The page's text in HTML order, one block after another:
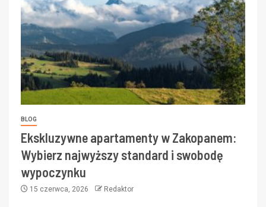
BLOG
Ekskluzywne apartamenty w Zakopanem:
Wybierz najwyższy standard i swobodę
wypoczynku
15 czerwca, 2026 Redaktor